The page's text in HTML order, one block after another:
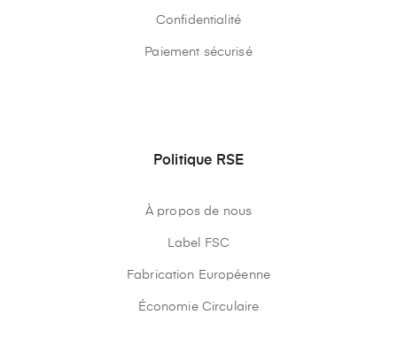
Confidentialité
Paiement sécurisé
Politique RSE
À propos de nous
Label FSC
Fabrication Européenne
Économie Circulaire